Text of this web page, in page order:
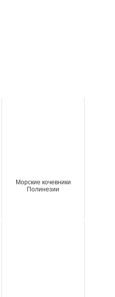
Морские кочевники
Полинезии